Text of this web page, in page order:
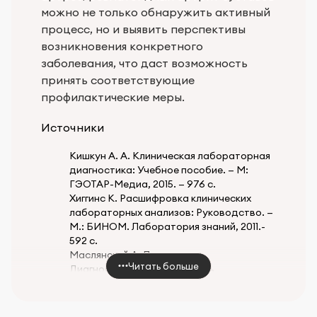
можно не только обнаружить активный
процесс, но и выявить перспективы
возникновения конкретного
заболевания, что даст возможность
принять соответствующие
профилактические меры.
Источники
Кишкун А. А. Клиническая лабораторная
диагностика: Учебное пособие. — М:
ГЭОТАР-Медиа, 2015. — 976 с.
Хиггинс К. Расшифровка клинических
лабораторных анализов: Руководство. —
М.: БИНОМ. Лаборатория знаний, 2011.-
592 с.
Маслянский А. Л. с соавт.
Диагностическая значимость
серологических маркеров
Читать больше